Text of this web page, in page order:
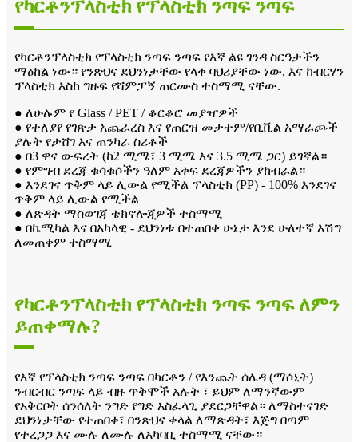
የካርቶንፕላስቲክ የፕላስቲክ ንጣፍ ንጣፍ
የካርቶንፕላስቲክ የፕላስቲክ ንጣፍ ንጣፍ የእኛ ልዩ ገንዳ ስርዓታችን
ማዕከል ነው። የንጽህና ደህንነታቸው የላቀ ባህሪያቸው ነው, እና ከብርሃን
ፕላስቲክ እስከ ግዙፍ የሻምፓኝ ጠርሙስ ተስማሚ ናቸው.
● ለሁሉም የ Glass / PET / ቆርቆሮ መያዣዎች
● የተለያየ የገጽታ አጨራረስ እና የጠርዝ መታተም/የቢቪል አማራጮች
ያሉት የታሸገ እና ጠንካራ ስሪቶች
● በ3 ዋና ውፍረት (ከ2 ሚሜ፣ 3 ሚሜ እና 3.5 ሚሜ ጋር) ይገኛል።
● የምግብ ደረጃ ቁሳቁሶችን ዓለም አቀፍ ደረጃዎችን ያከብራል።
● እንደገና ጥቅም ላይ ሊውል የሚችል ፕላስቲክ (PP) - 100% እንደገና
ጥቅም ላይ ሊውል የሚችል
● ለጽዳት ማስወገጃ ቴክኖሎጂዎች ተስማሚ
● በኬሚካል እና በአካላዊ - ደህንነቱ በተጠበቀ ሁኔታ እንደ ሁለተኛ እሽግ
ለመጠቀም ተስማሚ
የካርቶንፕላስቲክ የፕላስቲክ ንጣፍ ንጣፍ ለምን
ይጠቀማሉ?
የእኛ የፕላስቲክ ንጣፍ ንጣፍ በካርቶን / የእንጨት ሰሌዳ (ማሶኒት)
ንብርብር ንጣፍ ላይ ብዙ ጥቅሞች አሉት ፣ ይህም ለማንኛውም
የአቅርቦት ሰንሰለት ንግድ የግድ አስፈላጊ ያደርጋቸዋል። ለማስተናገድ
ደህንነታቸው የተጠበቀ፣ በንጽህና ቀላል ለማጽዳት፣ እጅግ በጣም
የተረጋጋ እና ሙሉ ለሙሉ ለአካባቢ ተስማሚ ናቸው።